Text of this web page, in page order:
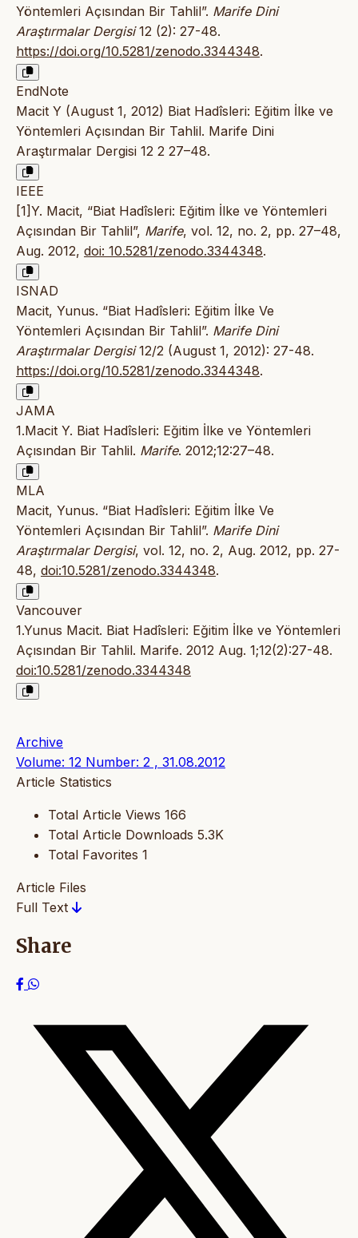
Yöntemleri Açısından Bir Tahlil”. Marife Dini
Araştırmalar Dergisi12 (2): 27-48.
https://doi.org/10.5281/zenodo.3344348.
EndNote
Macit Y (August 1, 2012) Biat Hadîsleri: Eğitim İlke ve
Yöntemleri Açısından Bir Tahlil. Marife Dini
Araştırmalar Dergisi 12 2 27–48.
IEEE
[1]Y. Macit, “Biat Hadîsleri: Eğitim İlke ve Yöntemleri
Açısından Bir Tahlil”, Marife, vol. 12, no. 2, pp. 27–48,
Aug. 2012, doi: 10.5281/zenodo.3344348.
ISNAD
Macit, Yunus. “Biat Hadîsleri: Eğitim İlke Ve
Yöntemleri Açısından Bir Tahlil”. Marife Dini
Araştırmalar Dergisi12/2 (August 1, 2012): 27-48.
https://doi.org/10.5281/zenodo.3344348.
JAMA
1.Macit Y. Biat Hadîsleri: Eğitim İlke ve Yöntemleri
Açısından Bir Tahlil. Marife. 2012;12:27–48.
MLA
Macit, Yunus. “Biat Hadîsleri: Eğitim İlke Ve
Yöntemleri Açısından Bir Tahlil”. Marife Dini
Araştırmalar Dergisi, vol. 12, no. 2, Aug. 2012, pp. 27-
48, doi:10.5281/zenodo.3344348.
Vancouver
1.Yunus Macit. Biat Hadîsleri: Eğitim İlke ve Yöntemleri
Açısından Bir Tahlil. Marife. 2012 Aug. 1;12(2):27-48.
doi:10.5281/zenodo.3344348
Archive
Volume: 12 Number: 2 , 31.08.2012
Article Statistics
Total Article Views 166
Total Article Downloads 5.3K
Total Favorites 1
Article Files
Full Text
Share